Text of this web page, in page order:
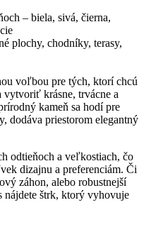
– biela, sivá, čierna,
plochy, chodníky, terasy,
voľbou pre tých, ktorí chcú
krásne, trvácne a
kameň sa hodí pre
dodáva priestorom elegantný
odtieňoch a veľkostiach, čo
dizajnu a preferenciám. Či
záhon, alebo robustnejší
nájdete štrk, ktorý vyhovuje